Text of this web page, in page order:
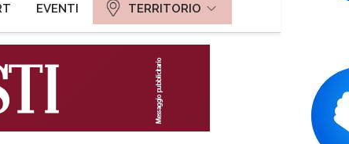
EVENTI TERRITORIO